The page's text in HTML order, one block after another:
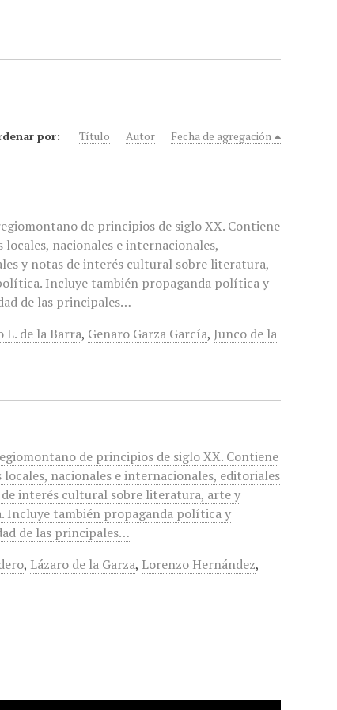
por: Título Autor Fecha de agregación
de principios de siglo XX. Contiene
locales, nacionales e internacionales,
y notas de interés cultural sobre literatura,
Incluye también propaganda política y
de las principales…
L. de la Barra, Genaro Garza García, Junco de la
de principios de siglo XX. Contiene
locales, nacionales e internacionales, editoriales
interés cultural sobre literatura, arte y
Incluye también propaganda política y
de las principales…
, Lázaro de la Garza, Lorenzo Hernández,